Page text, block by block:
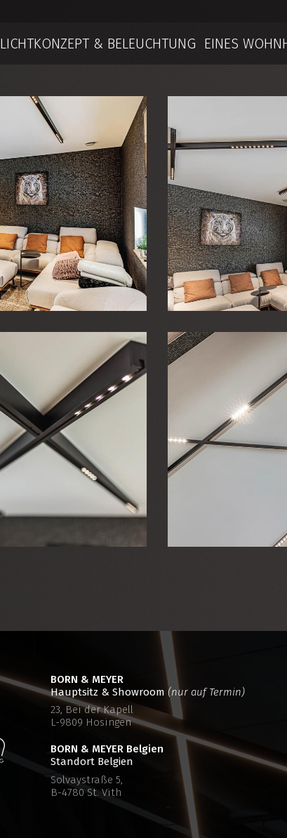
LICHTKONZEPT & BELEUCHTUNG EINES
BORN & MEYER
Hauptsitz & Showroom (nur auf Termin)
23, Bei der Kapell
L-9809 Hosingen
BORN & MEYER Belgien
Standort Belgien
Solvaystraße 5,
B-4780 St. Vith